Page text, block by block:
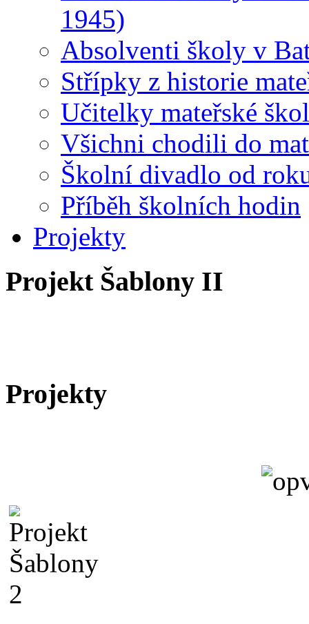
1945)
Absolventi školy v
Střípky z historie
Učitelky mateřské
Všichni chodili do
Školní divadlo od
Příběh školních hodin
Projekty
Projekt Šablony II
Projekty